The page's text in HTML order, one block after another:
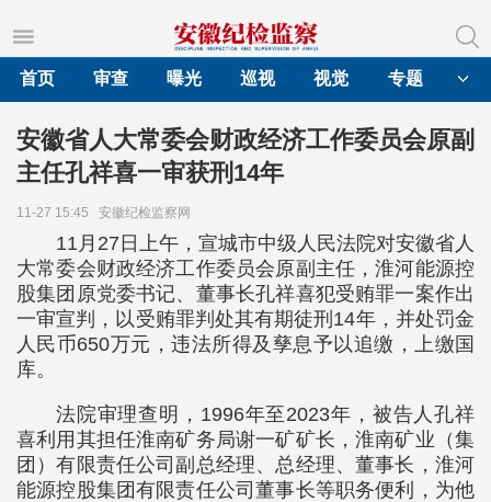
首页
审查 曝光 巡视 视觉 专题
安徽省人大常委会财政经济工作委员会原副
主任孔祥喜一审获刑14年
11-27 15:45 安徽纪检监察网
11月27日上午，宣城市中级人民法院对安徽省人
大常委会财政经济工作委员会原副主任，淮河能源控
股集团原党委书记、董事长孔祥喜犯受贿罪一案作出
一审宣判，以受贿罪判处其有期徒刑14年，并处罚金
人民币650万元，违法所得及孳息予以追缴，上缴国
库。
法院审理查明，1996年至2023年，被告人孔祥
喜利用其担任淮南矿务局谢一矿矿长，淮南矿业（集
团）有限责任公司副总经理、总经理、董事长，淮河
能源控股集团有限责任公司董事长等职务便利，为他